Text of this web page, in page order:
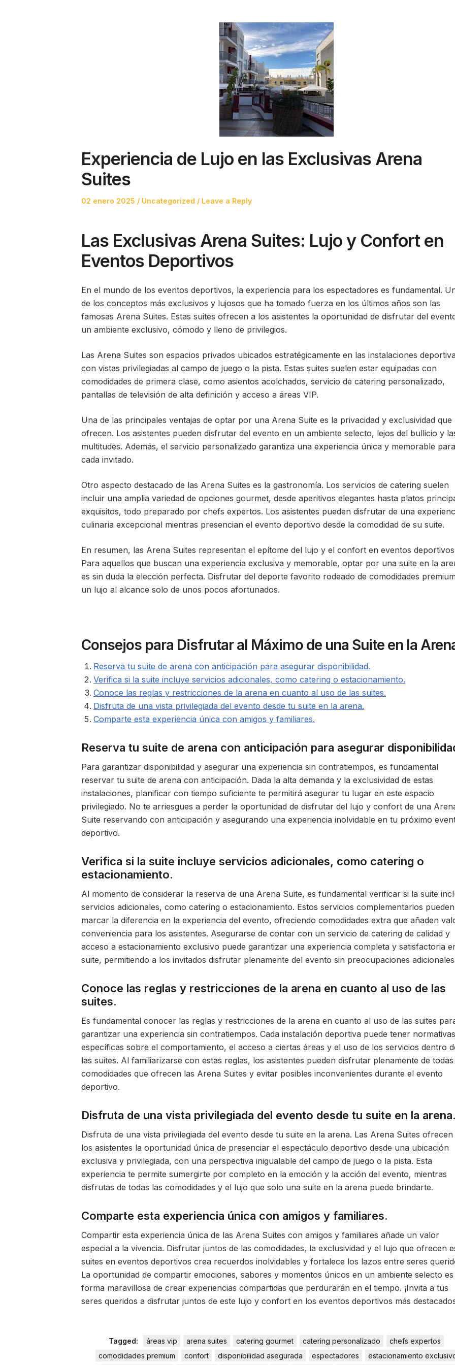
Experiencia de Lujo en las Exclusivas Arena
Suites
Posted
02 enero 2025
Posted
Uncategorized Leave a Reply
Las Exclusivas Arena Suites: Lujo y Confort en
Eventos Deportivos
En el mundo de los eventos deportivos, la experiencia para los espectadores es fundamental.
de los conceptos más exclusivos y lujosos que ha tomado fuerza en los últimos años son las
famosas Arena Suites. Estas suites ofrecen a los asistentes la oportunidad de disfrutar del
un ambiente exclusivo, cómodo y lleno de privilegios.
Las Arena Suites son espacios privados ubicados estratégicamente en las instalaciones
con vistas privilegiadas al campo de juego o la pista. Estas suites suelen estar equipadas con
comodidades de primera clase, como asientos acolchados, servicio de catering personalizado,
pantallas de televisión de alta definición y acceso a áreas VIP.
Una de las principales ventajas de optar por una Arena Suite es la privacidad y exclusividad que
ofrecen. Los asistentes pueden disfrutar del evento en un ambiente selecto, lejos del bullicio y
multitudes. Además, el servicio personalizado garantiza una experiencia única y memorable para
cada invitado.
Otro aspecto destacado de las Arena Suites es la gastronomía. Los servicios de catering suelen
incluir una amplia variedad de opciones gourmet, desde aperitivos elegantes hasta platos
exquisitos, todo preparado por chefs expertos. Los asistentes pueden disfrutar de una
culinaria excepcional mientras presencian el evento deportivo desde la comodidad de su suite.
En resumen, las Arena Suites representan el epítome del lujo y el confort en eventos
Para aquellos que buscan una experiencia exclusiva y memorable, optar por una suite en la
es sin duda la elección perfecta. Disfrutar del deporte favorito rodeado de comodidades
un lujo al alcance solo de unos pocos afortunados.
Consejos para Disfrutar al Máximo de una Suite en la
Reserva tu suite de arena con anticipación para asegurar disponibilidad.
Verifica si la suite incluye servicios adicionales, como catering o estacionamiento.
Conoce las reglas y restricciones de la arena en cuanto al uso de las suites.
Disfruta de una vista privilegiada del evento desde tu suite en la arena.
Comparte esta experiencia única con amigos y familiares.
Reserva tu suite de arena con anticipación para asegurar
Para garantizar disponibilidad y asegurar una experiencia sin contratiempos, es fundamental
reservar tu suite de arena con anticipación. Dada la alta demanda y la exclusividad de estas
instalaciones, planificar con tiempo suficiente te permitirá asegurar tu lugar en este espacio
privilegiado. No te arriesgues a perder la oportunidad de disfrutar del lujo y confort de una
Suite reservando con anticipación y asegurando una experiencia inolvidable en tu próximo
deportivo.
Verifica si la suite incluye servicios adicionales, como catering o
estacionamiento.
Al momento de considerar la reserva de una Arena Suite, es fundamental verificar si la suite
servicios adicionales, como catering o estacionamiento. Estos servicios complementarios pueden
marcar la diferencia en la experiencia del evento, ofreciendo comodidades extra que añaden
conveniencia para los asistentes. Asegurarse de contar con un servicio de catering de calidad y
acceso a estacionamiento exclusivo puede garantizar una experiencia completa y satisfactoria
suite, permitiendo a los invitados disfrutar plenamente del evento sin preocupaciones
Conoce las reglas y restricciones de la arena en cuanto al uso de las
suites.
Es fundamental conocer las reglas y restricciones de la arena en cuanto al uso de las suites
garantizar una experiencia sin contratiempos. Cada instalación deportiva puede tener normativas
específicas sobre el comportamiento, el acceso a ciertas áreas y el uso de los servicios dentro
las suites. Al familiarizarse con estas reglas, los asistentes pueden disfrutar plenamente de todas
comodidades que ofrecen las Arena Suites y evitar posibles inconvenientes durante el evento
deportivo.
Disfruta de una vista privilegiada del evento desde tu suite en la arena.
Disfruta de una vista privilegiada del evento desde tu suite en la arena. Las Arena Suites ofrecen
los asistentes la oportunidad única de presenciar el espectáculo deportivo desde una ubicación
exclusiva y privilegiada, con una perspectiva inigualable del campo de juego o la pista. Esta
experiencia te permite sumergirte por completo en la emoción y la acción del evento, mientras
disfrutas de todas las comodidades y el lujo que solo una suite en la arena puede brindarte.
Comparte esta experiencia única con amigos y familiares.
Compartir esta experiencia única de las Arena Suites con amigos y familiares añade un valor
especial a la vivencia. Disfrutar juntos de las comodidades, la exclusividad y el lujo que ofrecen
suites en eventos deportivos crea recuerdos inolvidables y fortalece los lazos entre seres
La oportunidad de compartir emociones, sabores y momentos únicos en un ambiente selecto
forma maravillosa de crear experiencias compartidas que perdurarán en el tiempo. ¡Invita a tus
seres queridos a disfrutar juntos de este lujo y confort en los eventos deportivos más
Tagged: áreas vip arena suites catering gourmet catering personalizado
chefs expertos
comodidades premium
confort disponibilidad asegurada espectadores estacionamiento